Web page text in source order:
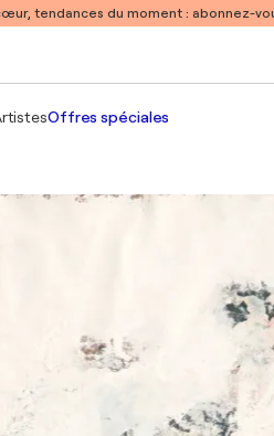
tendances du moment : abonnez-
Offres spéciales